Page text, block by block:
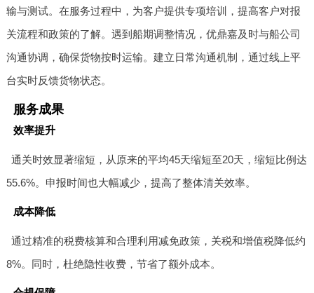
输与测试。在服务过程中，为客户提供专项培训，提高客户对报
关流程和政策的了解。遇到船期调整情况，优鼎嘉及时与船公司
沟通协调，确保货物按时运输。建立日常沟通机制，通过线上平
台实时反馈货物状态。
服务成果
效率提升
通关时效显著缩短，从原来的平均45天缩短至20天，缩短比例达
55.6%。申报时间也大幅减少，提高了整体清关效率。
成本降低
通过精准的税费核算和合理利用减免政策，关税和增值税降低约
8%。同时，杜绝隐性收费，节省了额外成本。